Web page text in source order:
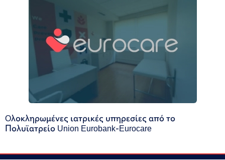
Oλοκληρωμένες ιατρικές υπηρεσίες από το
Πολυϊατρείο Union Eurobank-Eurocare